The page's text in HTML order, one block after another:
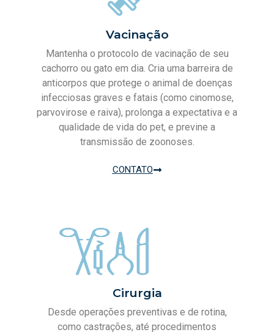
Vacinação
Mantenha o protocolo de vacinação de seu
cachorro ou gato em dia. Cria uma barreira de
anticorpos que protege o animal de doenças
infecciosas graves e fatais (como cinomose,
parvovirose e raiva), prolonga a expectativa e a
qualidade de vida do pet, e previne a
transmissão de zoonoses.
CONTATO
Cirurgia
Desde operações preventivas e de rotina,
como castrações, até procedimentos